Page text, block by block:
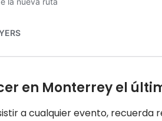
en Monterrey el
a cualquier evento, recuerda